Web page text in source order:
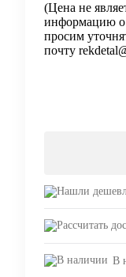
(Цена не
информацию о
просим
почту
В